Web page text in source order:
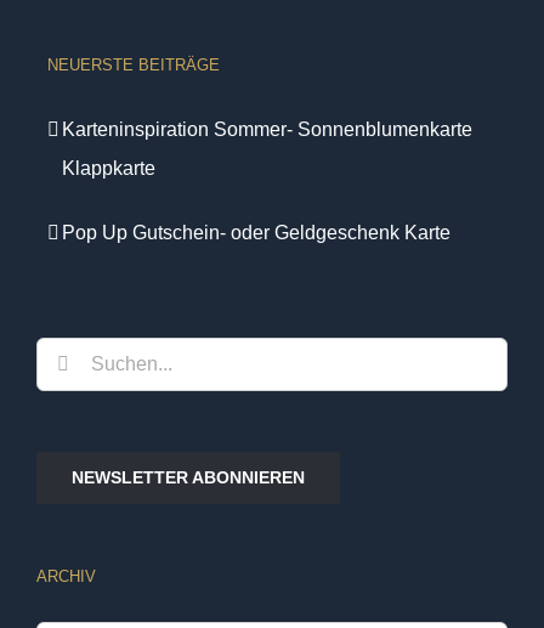
NEUERSTE BEITRÄGE
Karteninspiration Sommer- Sonnenblumenkarte
Klappkarte
Pop Up Gutschein- oder Geldgeschenk Karte
Suche
nach:
NEWSLETTER ABONNIEREN
ARCHIV